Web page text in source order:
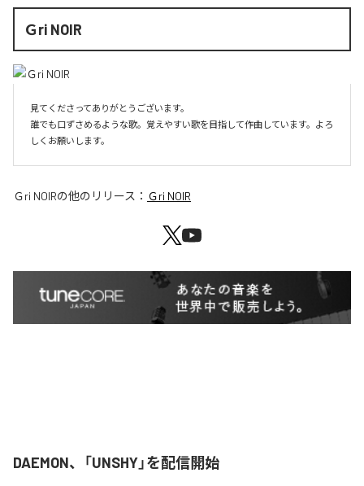
Ｇri NOIR
見てくださってありがとうございます。
誰でも口ずさめるような歌。覚えやすい歌を目指して作曲しています。よろ
しくお願いします。
Ｇri NOIRの他のリリース： Ｇri NOIR
DAEMON、「UNSHY」を配信開始